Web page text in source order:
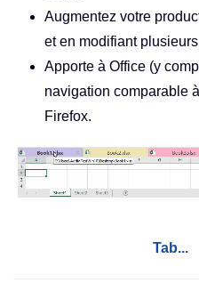
Augmentez votre
et en modifiant
Apporte à Office (y
navigation comparable
Firefox.
Tab...